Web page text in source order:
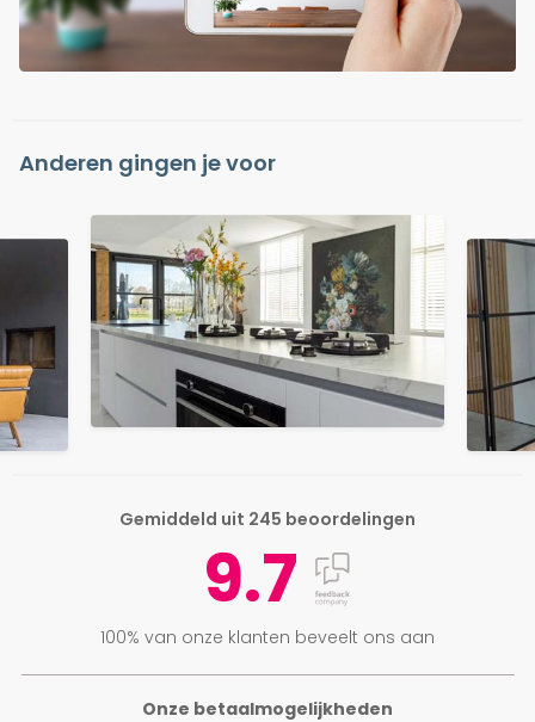
Anderen gingen je voor
Onze betaalmogelijkheden
Gemiddeld uit 245 beoordelingen
9.7
100% van onze klanten beveelt ons aan